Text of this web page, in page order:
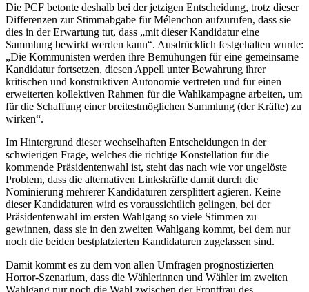
Die PCF betonte deshalb bei der jetzigen Entscheidung, trotz dieser
Differenzen zur Stimmabgabe für Mélenchon aufzurufen, dass sie
dies in der Erwartung tut, dass „mit dieser Kandidatur eine
Sammlung bewirkt werden kann“. Ausdrücklich festgehalten wurde:
„Die Kommunisten werden ihre Bemühungen für eine gemeinsame
Kandidatur fortsetzen, diesen Appell unter Bewahrung ihrer
kritischen und konstruktiven Autonomie vertreten und für einen
erweiterten kollektiven Rahmen für die Wahlkampagne arbeiten, um
für die Schaffung einer breitestmöglichen Sammlung (der Kräfte) zu
wirken“.
Im Hintergrund dieser wechselhaften Entscheidungen in der
schwierigen Frage, welches die richtige Konstellation für die
kommende Präsidentenwahl ist, steht das nach wie vor ungelöste
Problem, dass die alternativen Linkskräfte damit durch die
Nominierung mehrerer Kandidaturen zersplittert agieren. Keine
dieser Kandidaturen wird es voraussichtlich gelingen, bei der
Präsidentenwahl im ersten Wahlgang so viele Stimmen zu
gewinnen, dass sie in den zweiten Wahlgang kommt, bei dem nur
noch die beiden bestplatzierten Kandidaturen zugelassen sind.
Damit kommt es zu dem von allen Umfragen prognostizierten
Horror-Szenarium, dass die Wählerinnen und Wähler im zweiten
Wahlgang nur noch die Wahl zwischen der Frontfrau des